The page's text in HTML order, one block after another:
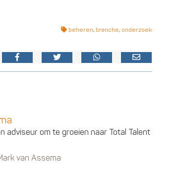
beheren, branche, onderzoek
adviseur om te groeien naar Total Talent
van Assema